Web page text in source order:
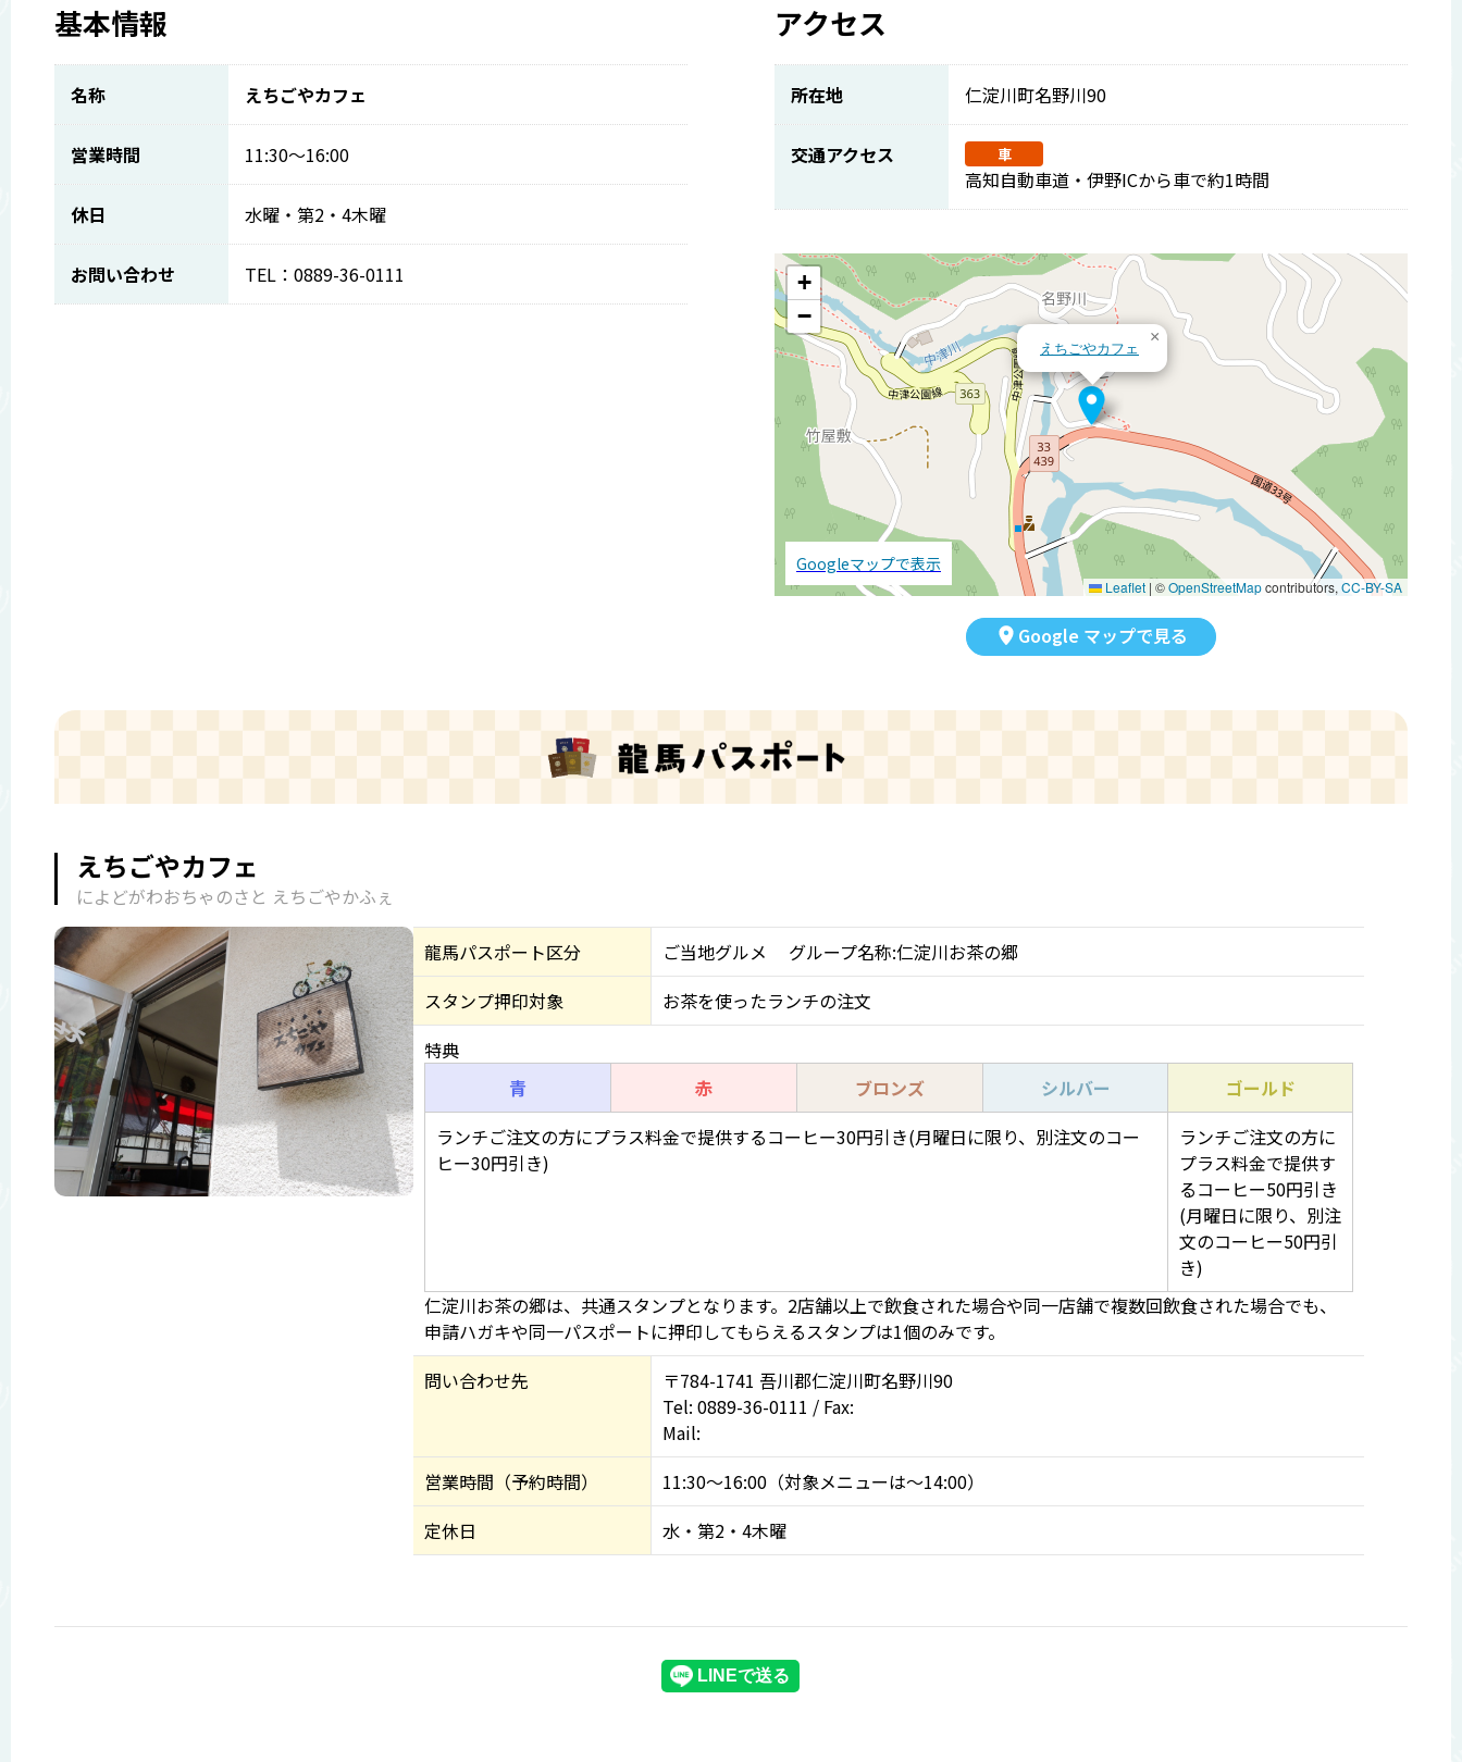
基本情報
名称 えちごやカフェ
営業時間 11:30～16:00
休日 水曜・第2・4木曜
お問い合わせ TEL：0889-36-0111
アクセス
所在地 仁淀川町名野川90
交通アクセス 車
高知自動車道・伊野ICから車で約1時間
えちごやカフェ
×
+
−
Leaflet | ©OpenStreetMapcontributors, CC-BY-SA
Googleマップで表示
Google マップで見る
えちごやカフェ
によどがわおちゃのさと えちごやかふぇ
龍馬パスポート区分
ご当地グルメ グループ名称:仁淀川お茶の郷
スタンプ押印対象
お茶を使ったランチの注文
特典
青
赤 ブロンズ シルバー
ゴールド
ランチご注文の方にプラス料金で提供するコーヒー30円引き(月曜日に限り、別注文のコー
ヒー30円引き)
ランチご注文の方に
プラス料金で提供す
るコーヒー50円引き
(月曜日に限り、別注
文のコーヒー50円引
き)
仁淀川お茶の郷は、共通スタンプとなります。2店舗以上で飲食された場合や同一店舗で複数回飲食された場合でも、
申請ハガキや同一パスポートに押印してもらえるスタンプは1個のみです。
問い合わせ先
〒784-1741 吾川郡仁淀川町名野川90
Tel: 0889-36-0111 / Fax:
Mail:
営業時間（予約時間）
11:30～16:00（対象メニューは～14:00）
定休日
水・第2・4木曜